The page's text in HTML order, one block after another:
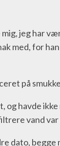
jeg har
med, for
på
havde
vand
dato,